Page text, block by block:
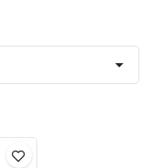
